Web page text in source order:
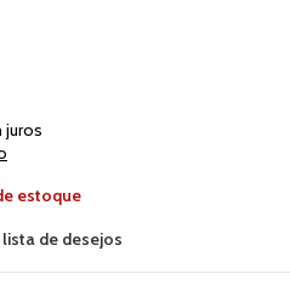
juros
estoque
de desejos